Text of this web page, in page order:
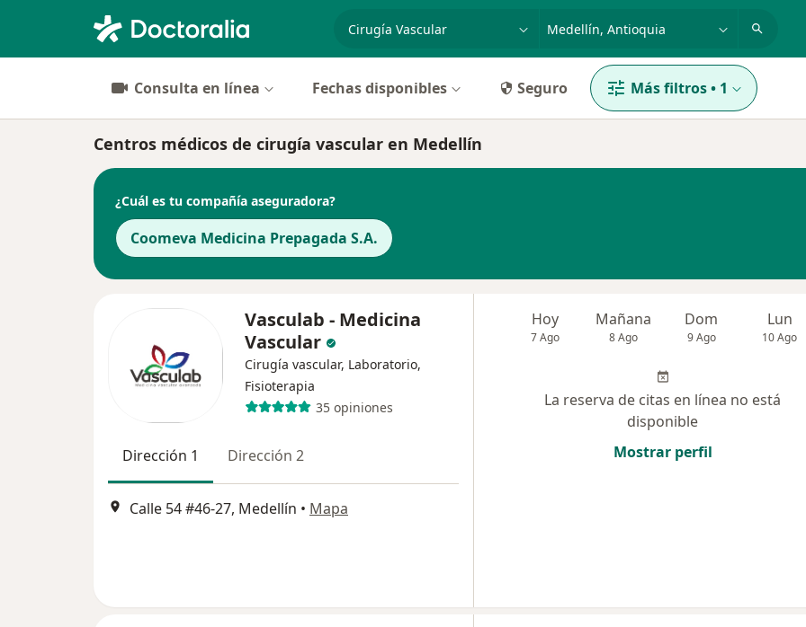
especialidad, enfermedad o nombrep. ej. Bogotá
Consulta en línea Fechas disponibles Seguro Más filtros• 1
Centros médicos de cirugía vascular en Medellín
¿Cuál es tu compañía aseguradora?
Coomeva Medicina Prepagada S.A.
Vasculab - Medicina
Vascular
Cirugía vascular, Laboratorio,
Fisioterapia
35 opiniones
Dirección 1 Dirección 2
Calle 54 #46-27, Medellín • Mapa
Hoy
7 Ago
Mañana
8 Ago
Dom
9 Ago
Lun
10 Ago
La reserva de citas en línea no está
disponible
Mostrar perfil